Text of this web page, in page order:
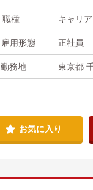
職種 キャリ
雇用形態 正社員
勤務地 東京都
お気に入り